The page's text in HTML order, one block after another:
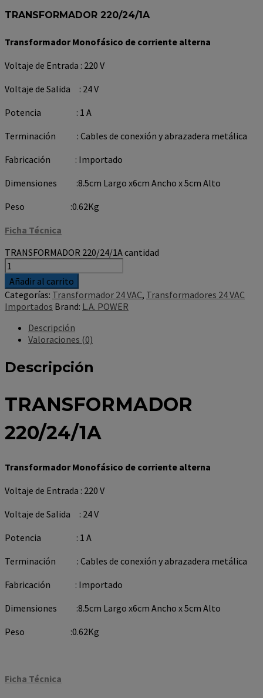
TRANSFORMADOR 220/24/1A
Transformador Monofásico de corriente alterna
Voltaje de Entrada : 220 V
Voltaje de Salida : 24 V
Potencia : 1 A
Terminación : Cables de conexión y abrazadera metálica
Fabricación : Importado
Dimensiones :8.5cm Largo x6cm Ancho x 5cm Alto
Peso :0.62Kg
Ficha Técnica
TRANSFORMADOR 220/24/1A cantidad
Añadir al carrito
Categorías: Transformador 24 VAC, Transformadores 24 VAC
Importados Brand: L.A. POWER
Descripción
Valoraciones (0)
Descripción
TRANSFORMADOR
220/24/1A
Transformador Monofásico de corriente alterna
Voltaje de Entrada : 220 V
Voltaje de Salida : 24 V
Potencia : 1 A
Terminación : Cables de conexión y abrazadera metálica
Fabricación : Importado
Dimensiones :8.5cm Largo x6cm Ancho x 5cm Alto
Peso :0.62Kg
Ficha Técnica